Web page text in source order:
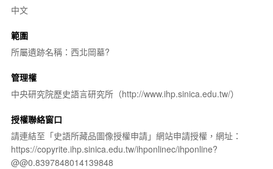
中文
範圍
所屬遺跡名稱：西北岡墓?
管理權
中央研究院歷史語言研究所（http://www.ihp.sinica.edu.tw/）
授權聯絡窗口
請連結至「史語所藏品圖像授權申請」網站申請授權，網址：
https://copyrite.ihp.sinica.edu.tw/ihponlinec/ihponline?
@@0.8397848014139848